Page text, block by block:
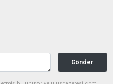
Gönder